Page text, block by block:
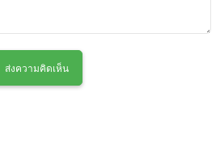
ส่งความคิดเห็น